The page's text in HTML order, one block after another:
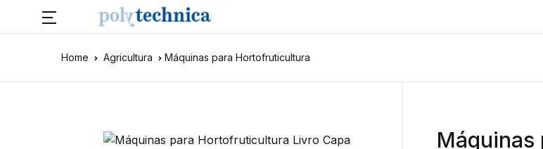
Home Agricultura Máquinas para Hortofruticultura